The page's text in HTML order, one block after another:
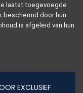
laatst toegevoegde
beschermd door hun
is afgeleid van hun
EXCLUSIEF